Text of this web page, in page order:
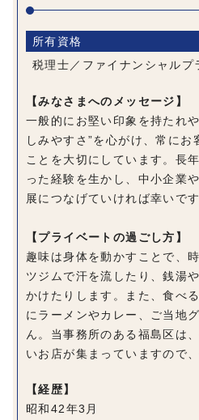
所有資格
税理士／ファイナンシャルプ
【みなさまへのメッセージ】
一般的にお堅い印象を持たれ
しみやすさ”を心がけ、常に
ことを大切にしています。長
った経験を生かし、中小企業
展につなげていければ幸いです
【プライベートの過ごし方】
趣味は身体を動かすことで、
ツジムで汗を流したり、銭湯
かけたりします。また、食べ
にラーメンやカレー、ご当地
ん。当事務所のある福島区は
いお店が集まっていますので
【経歴】
昭和42年3月